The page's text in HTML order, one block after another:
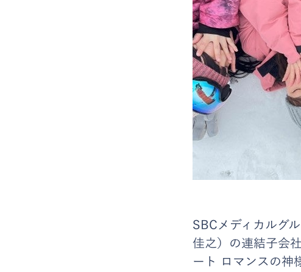
SBCメディカルグ
佳之）の連結子会
ート ロマンスの神